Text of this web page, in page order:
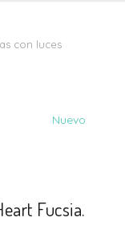
con luces
Nuevo
Fucsia.